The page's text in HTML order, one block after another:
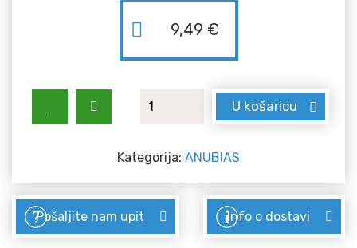
9,49 €
Anubias Heterophylla količina
U košaricu
Kategorija: ANUBIAS
Pošaljite nam upit Info o dostavi